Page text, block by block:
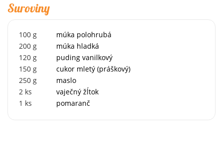
Suroviny
100 g
múka polohrubá
200 g
múka hladká
120 g
puding vanilkový
150 g
cukor mletý (práškový)
250 g
maslo
2 ks
vaječný žĺtok
1 ks pomaranč